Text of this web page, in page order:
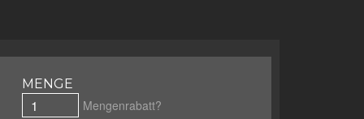
MENGE
Mengenrabatt?